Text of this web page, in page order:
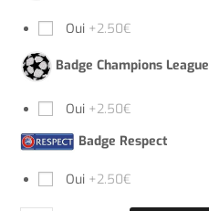
Oui +2.50€
Badge Champions League
Oui +2.50€
Badge Respect
Oui +2.50€